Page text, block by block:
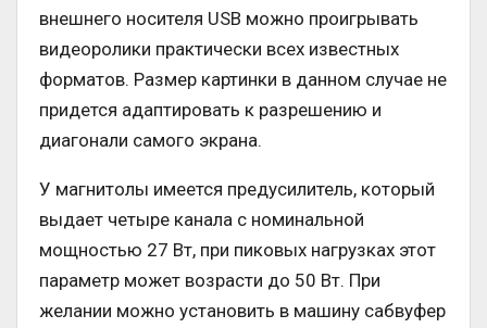
внешнего носителя USB можно проигрывать
видеоролики практически всех известных
форматов. Размер картинки в данном случае не
придется адаптировать к разрешению и
диагонали самого экрана.
У магнитолы имеется предусилитель, который
выдает четыре канала с номинальной
мощностью 27 Вт, при пиковых нагрузках этот
параметр может возрасти до 50 Вт. При
желании можно установить в машину сабвуфер